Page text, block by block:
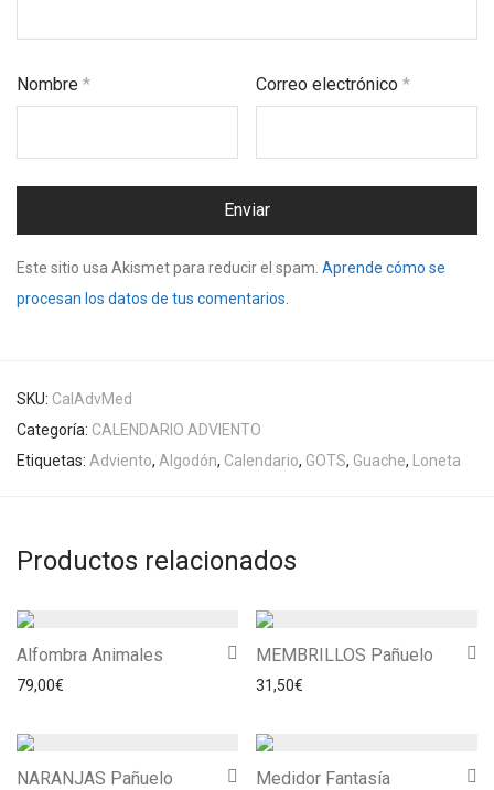
Nombre * Correo electrónico*
Este sitio usa Akismet para reducir el spam. Aprende cómo se
procesan los datos de tus comentarios.
SKU: CalAdvMed
Categoría: CALENDARIO ADVIENTO
Etiquetas: Adviento, Algodón, Calendario, GOTS, Guache, Loneta
Productos relacionados
Alfombra Animales
79,00€
MEMBRILLOS Pañuelo
31,50€
NARANJAS Pañuelo
Medidor Fantasía